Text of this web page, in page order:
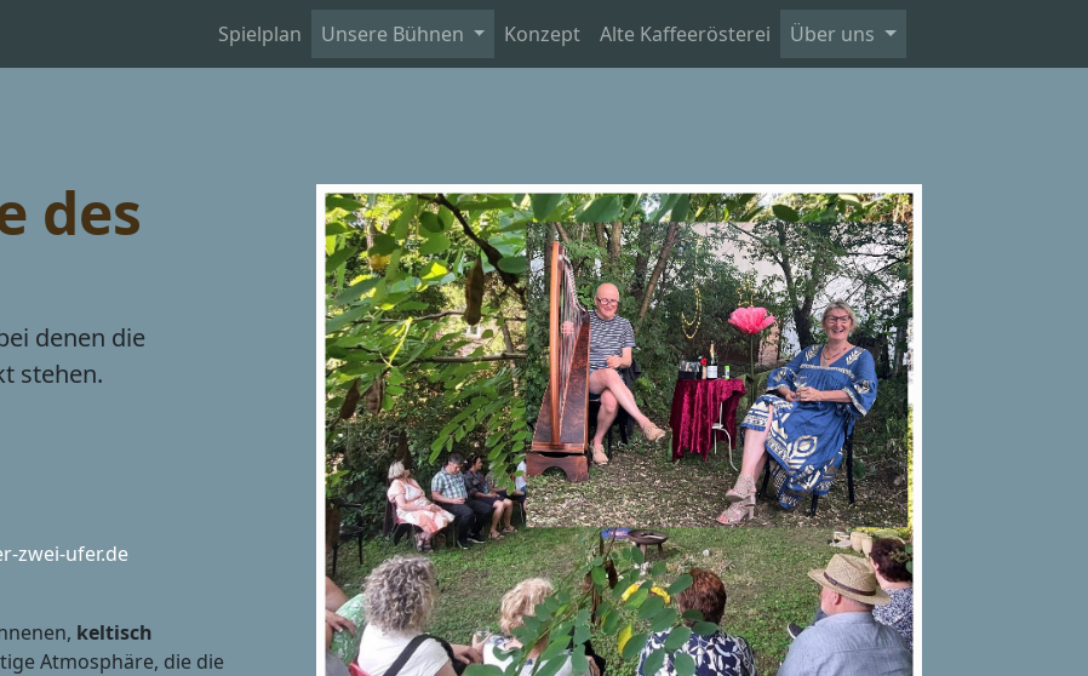
Spielplan Unsere Bühnen Konzept Alte Kaffeerösterei Über uns
des
denen die
stehen.
zwei-ufer.de
keltisch
Atmosphäre, die die